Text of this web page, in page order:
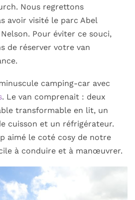
Nous regrettons
avoir visité le parc Abel
Pour éviter ce souci,
de réserver votre van
camping-car avec
. Le van comprenait : deux
transformable en lit, un
cuisson et un réfrigérateur.
aimé le coté cosy de notre
à conduire et à manœuvrer.